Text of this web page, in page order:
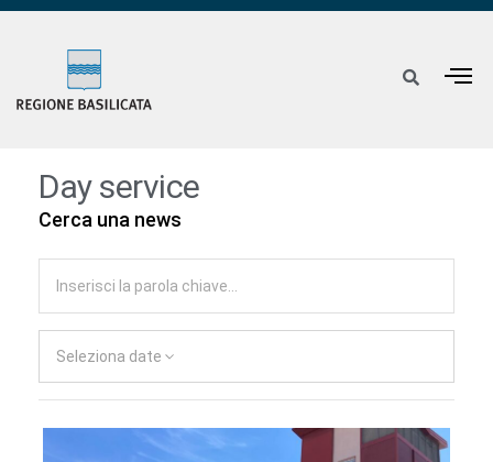
Day service
Cerca una news
Seleziona date